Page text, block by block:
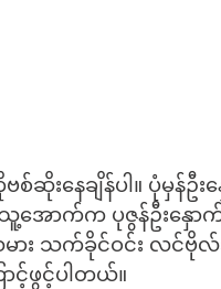
ဆိုးနေချိန်ပါ။ ပုံမှန်ဦး
ောက်က ပုဇွန်ဦးနှောက်
သမား သက်ခိုင်ဝင်း လင်ဗို
ာင့်ဖွင့်ပါတယ်။